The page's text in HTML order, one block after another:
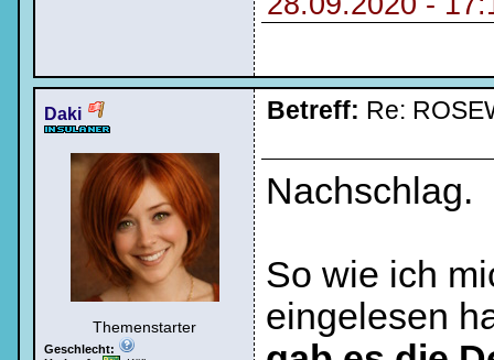
Daki
Themenstarter
Geschlecht:
Betreff: Re:
Nachschlag.
So wie ich
eingelesen